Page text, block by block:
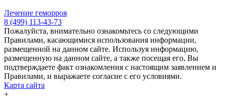
Лечение геморроя
8 (499) 113-43-73
Пожалуйста, внимательно ознакомьтесь со следующими
Правилами, касающимися использования информации,
размещенной на данном сайте. Используя информацию,
размещенную на данном сайте, а также посещая его, Вы
подтверждаете факт ознакомления с настоящим заявлением и
Правилами, и выражаете согласие с его условиями.
Карта сайта
+